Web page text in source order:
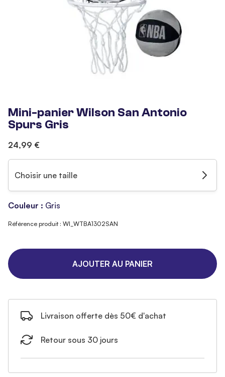
Mini-panier Wilson San Antonio
Spurs Gris
24,99 €
Choisir une taille
Couleur : Gris
Référence produit : WI_WTBA1302SAN
AJOUTER AU PANIER
Livraison offerte dès 50€ d'achat
Retour sous 30 jours